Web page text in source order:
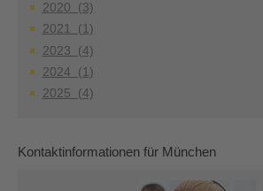
2020 (3)
2021 (1)
2023 (4)
2024 (1)
2025 (4)
Kontaktinformationen für München